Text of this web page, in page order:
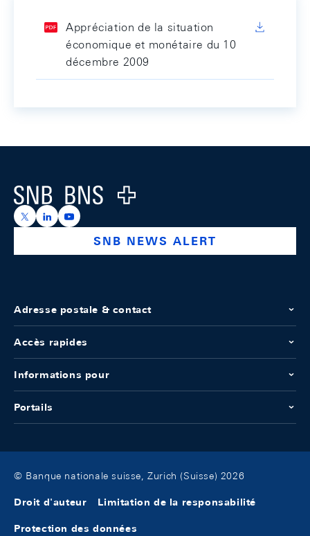
Appréciation de la situation
économique et monétaire du 10
décembre 2009
Logo
https://x.com/snb_bns
https://ch.linkedin.com/company/swiss-national-
https://www.youtube.com/@swissnationalbank
SNB NEWS ALERT
Adresse postale & contact
Accès rapides
Informations pour
Portails
© Banque nationale suisse, Zurich (Suisse) 2026
Droit d'auteur Limitation de la responsabilité
Protection des données